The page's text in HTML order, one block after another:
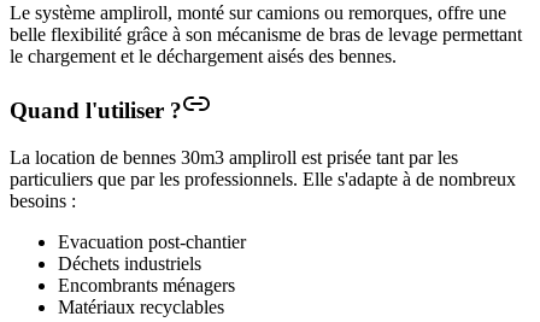
Le système ampliroll, monté sur camions ou remorques, offre une
belle flexibilité grâce à son mécanisme de bras de levage permettant
le chargement et le déchargement aisés des bennes.
Quand l'utiliser ?
La location de bennes 30m3 ampliroll est prisée tant par les
particuliers que par les professionnels. Elle s'adapte à de nombreux
besoins :
Evacuation post-chantier
Déchets industriels
Encombrants ménagers
Matériaux recyclables